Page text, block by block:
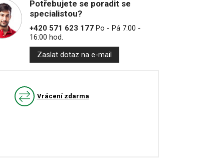
Potřebujete se poradit se
specialistou?
+420 571 623 177Po - Pá 7:00 -
16:00 hod.
Zaslat dotaz na e-mail
Vrácení zdarma